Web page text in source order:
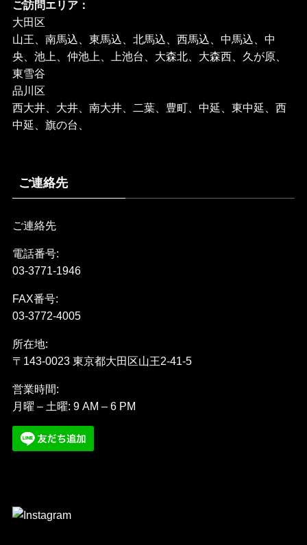
ご訪問エリア：
大田区
山王、南馬込、東馬込、北馬込、西馬込、中馬込、中
央、池上、仲池上、上池台、大森北、大森西、久が原、
東雪谷
品川区
西大井、大井、南大井、二葉、豊町、中延、東中延、西
中延、旗の台、
ご連絡先
ご連絡先
電話番号:
03-3771-1946
FAX番号:
03-3772-4005
所在地:
〒143-0023 東京都大田区山王2-41-5
営業時間:
月曜 – 土曜: 9 AM – 6 PM